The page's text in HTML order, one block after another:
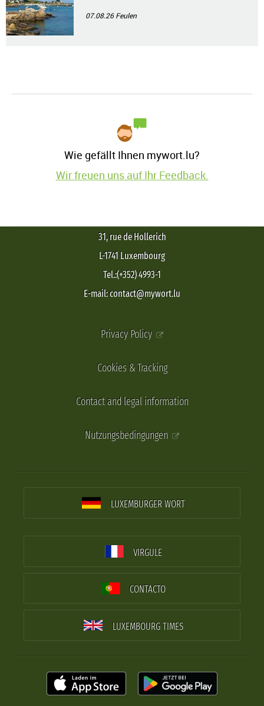
07.08.26Feulen
Wie gefällt Ihnen mywort.lu?
Wir freuen uns auf Ihr Feedback.
31, rue de Hollerich
L-1741 Luxembourg
Tel.:(+352) 4993-1
E-mail: contact@mywort.lu
Privacy Policy
Cookies & Tracking
Contact and legal information
Nutzungsbedingungen
LUXEMBURGER WORT
VIRGULE
CONTACTO
LUXEMBOURG TIMES